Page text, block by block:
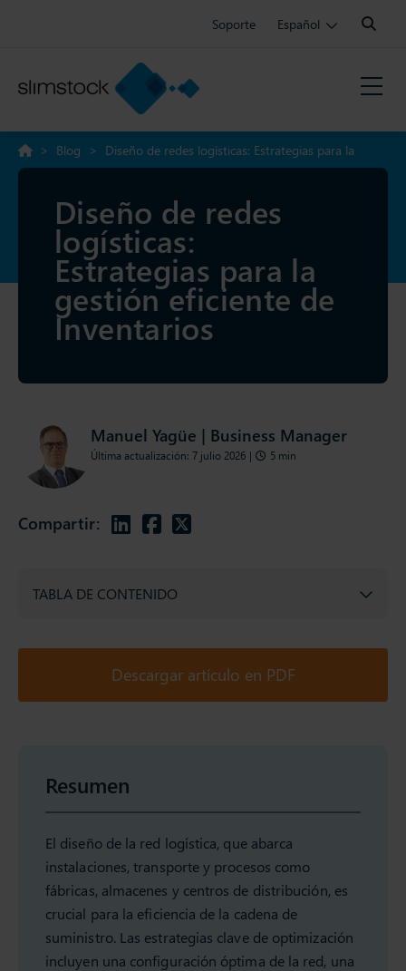
Soporte Español
Search:
> Blog > Diseño de redes logísticas: Estrategias para la
gestión eficiente de Inventarios
Diseño de redes
logísticas:
Estrategias para la
gestión eficiente de
Inventarios
Compartir:
Manuel Yagüe | Business Manager
Última actualización: 7 julio 2026 | 5 min
TABLA DE CONTENIDO
Descargar artículo en PDF
Resumen
El diseño de la red logística, que abarca
instalaciones, transporte y procesos como
fábricas, almacenes y centros de distribución, es
crucial para la eficiencia de la cadena de
suministro. Las estrategias clave de optimización
incluyen una configuración óptima de la red, una